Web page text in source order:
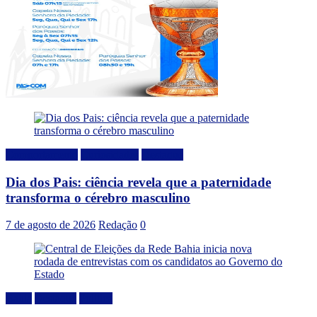
Dia dos Pais: ciência revela que a paternidade
transforma o cérebro masculino
7 de agosto de 2026 Redação 0